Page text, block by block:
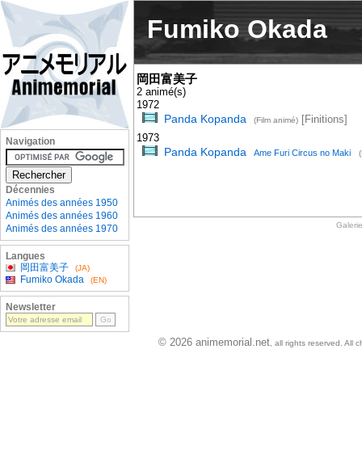
Fumiko Okada
岡田富美子
2 animé(s)
1972
Panda Kopanda (Film animé)[Finitions]
1973
Panda Kopanda Ame Furi Circus no Maki
Galerie
Navigation
Décennies
Animés des années 1950
Animés des années 1960
Animés des années 1970
Langues
岡田富美子
(JA)
Fumiko Okada (EN)
Newsletter
© 2026 animemorial.net , all rights reserved. All